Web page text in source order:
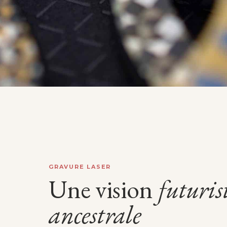
GRAVURE LASER
Une vision
ancestrale